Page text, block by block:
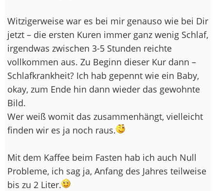
Witzigerweise war es bei mir genauso wie bei Dir
jetzt – die ersten Kuren immer ganz wenig Schlaf,
irgendwas zwischen 3-5 Stunden reichte
vollkommen aus. Zu Beginn dieser Kur dann –
Schlafkrankheit? Ich hab gepennt wie ein Baby,
okay, zum Ende hin dann wieder das gewohnte
Bild.
Wer weiß womit das zusammenhängt, vielleicht
finden wir es ja noch raus.
Mit dem Kaffee beim Fasten hab ich auch Null
Probleme, ich sag ja, Anfang des Jahres teilweise
bis zu 2 Liter.